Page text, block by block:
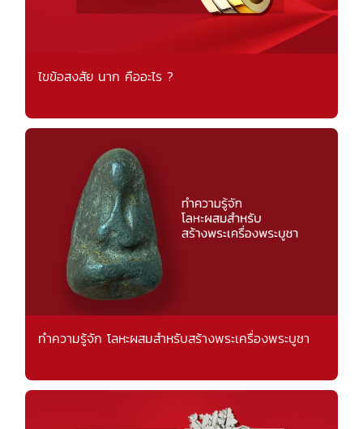
ไขข้อสงสัย นาก คืออะไร ?
ทำความรู้จัก โลหะผสมสำหรับสร้างพระเครื่องพระบูชา